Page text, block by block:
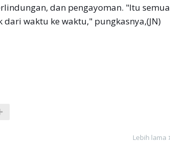
dan pengayoman. "Itu semua
waktu ke waktu," pungkasnya,(JN)
Lebih lama